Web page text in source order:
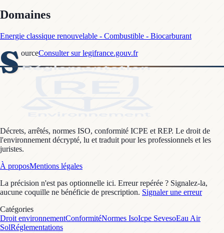
Domaines
Energie classique renouvelable - Combustible - Biocarburant
S ourceConsulter sur legifrance.gouv.fr
Décrets, arrêtés, normes ISO, conformité ICPE et REP. Le droit de
l'environnement décrypté, lu et traduit pour les professionnels et les
juristes.
À proposMentions légales
La précision n'est pas optionnelle ici. Erreur repérée ? Signalez-la,
aucune coquille ne bénéficie de prescription. Signaler une erreur
Catégories
Droit environnementConformitéNormes IsoIcpe SevesoEau Air
SolRéglementations